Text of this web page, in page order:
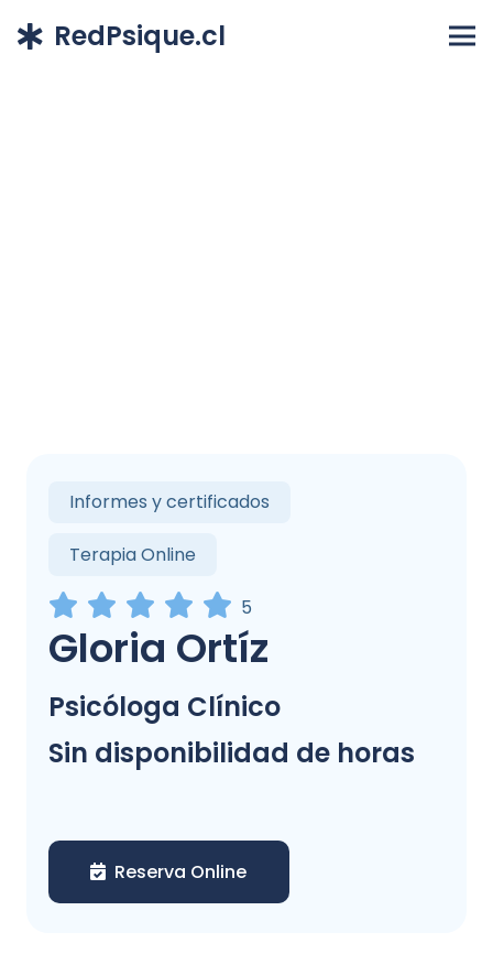
RedPsique.cl
Informes y certificados
Terapia Online
5
Gloria Ortíz
Psicóloga Clínico
Sin disponibilidad de horas
Reserva Online